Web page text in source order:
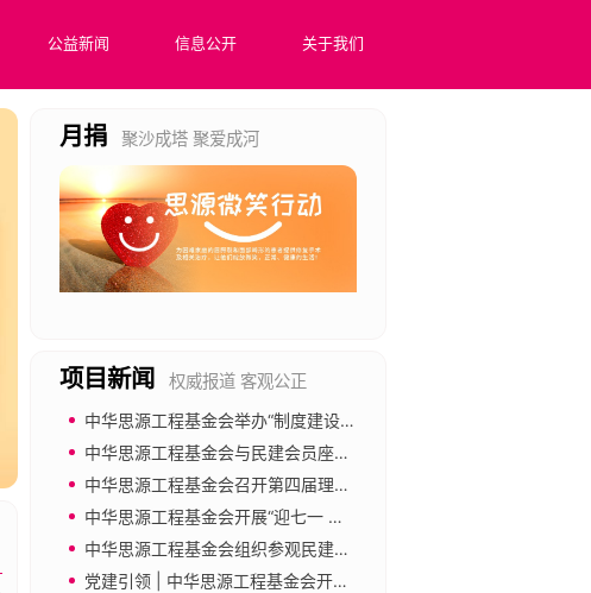
公益新闻 信息公开 关于我们
思源非遗保护计划
促进非遗文化的保护与传承，助力乡村振兴战略，提升乡村居民收入水平
月捐 聚沙成塔 聚爱成河
项目新闻
权威报道 客观公正
中华思源工程基金会举办“制度建设与合规管理”专题培训
中华思源工程基金会与民建会员座谈 共促公益慈善事业发展
中华思源工程基金会召开第四届理事会第四次会议
中华思源工程基金会开展“迎七一 强党建 倡廉洁”主题党日活动
中华思源工程基金会组织参观民建中央会史馆
党建引领 | 中华思源工程基金会开展“传承长城精神 奋进新征程”主题党日暨工会文体活动